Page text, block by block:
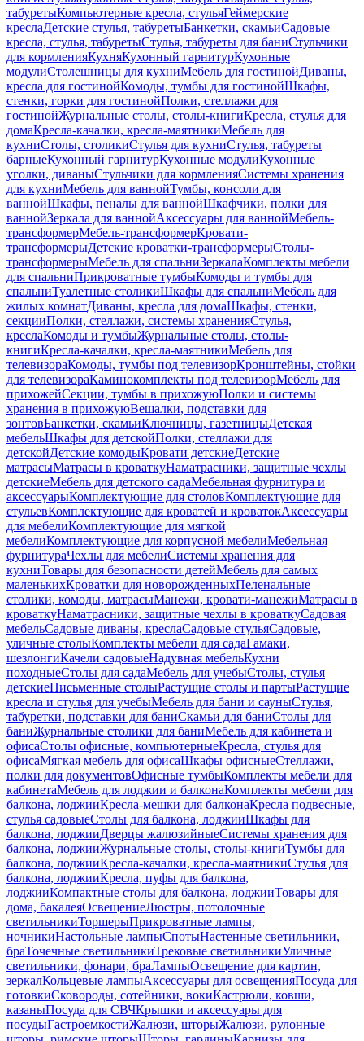
табуретыКомпьютерные кресла, стульяГеймерские
креслаДетские стулья, табуретыБанкетки, скамьиСадовые
кресла, стулья, табуретыСтулья, табуреты для баниСтульчики
для кормленияКухняКухонный гарнитурКухонные
модулиСтолешницы для кухниМебель для гостинойДиваны,
кресла для гостинойКомоды, тумбы для гостинойШкафы,
стенки, горки для гостинойПолки, стеллажи для
гостинойЖурнальные столы, столы-книгиКресла, стулья для
домаКресла-качалки, кресла-маятникиМебель для
кухниСтолы, столикиСтулья для кухниСтулья, табуреты
барныеКухонный гарнитурКухонные модулиКухонные
уголки, диваныСтульчики для кормленияСистемы хранения
для кухниМебель для ваннойТумбы, консоли для
ваннойШкафы, пеналы для ваннойШкафчики, полки для
ваннойЗеркала для ваннойАксессуары для ваннойМебель-
трансформерМебель-трансформерКровати-
трансформерыДетские кроватки-трансформерыСтолы-
трансформерыМебель для спальниЗеркалаКомплекты мебели
для спальниПрикроватные тумбыКомоды и тумбы для
спальниТуалетные столикиШкафы для спальниМебель для
жилых комнатДиваны, кресла для домаШкафы, стенки,
секцииПолки, стеллажи, системы храненияСтулья,
креслаКомоды и тумбыЖурнальные столы, столы-
книгиКресла-качалки, кресла-маятникиМебель для
телевизораКомоды, тумбы под телевизорКронштейны, стойки
для телевизораКаминокомплекты под телевизорМебель для
прихожейСекции, тумбы в прихожуюПолки и системы
хранения в прихожуюВешалки, подставки для
зонтовБанкетки, скамьиКлючницы, газетницыДетская
мебельШкафы для детскойПолки, стеллажи для
детскойДетские комодыКровати детскиеДетские
матрасыМатрасы в кроваткуНаматрасники, защитные чехлы
детскиеМебель для детского садаМебельная фурнитура и
аксессуарыКомплектующие для столовКомплектующие для
стульевКомплектующие для кроватей и кроватокАксессуары
для мебелиКомплектующие для мягкой
мебелиКомплектующие для корпусной мебелиМебельная
фурнитураЧехлы для мебелиСистемы хранения для
кухниТовары для безопасности детейМебель для самых
маленькихКроватки для новорожденныхПеленальные
столики, комоды, матрасыМанежи, кровати-манежиМатрасы в
кроваткуНаматрасники, защитные чехлы в кроваткуСадовая
мебельСадовые диваны, креслаСадовые стульяСадовые,
уличные столыКомплекты мебели для садаГамаки,
шезлонгиКачели садовыеНадувная мебельКухни
походныеСтолы для садаМебель для учебыСтолы, стулья
детскиеПисьменные столыРастущие столы и партыРастущие
кресла и стулья для учебыМебель для бани и сауныСтулья,
табуретки, подставки для баниСкамьи для баниСтолы для
баниЖурнальные столики для баниМебель для кабинета и
офисаСтолы офисные, компьютерныеКресла, стулья для
офисаМягкая мебель для офисаШкафы офисныеСтеллажи,
полки для документовОфисные тумбыКомплекты мебели для
кабинетаМебель для лоджии и балконаКомплекты мебели для
балкона, лоджииКресла-мешки для балконаКресла подвесные,
стулья садовыеСтолы для балкона, лоджииШкафы для
балкона, лоджииДверцы жалюзийныеСистемы хранения для
балкона, лоджииЖурнальные столы, столы-книгиТумбы для
балкона, лоджииКресла-качалки, кресла-маятникиСтулья для
балкона, лоджииКресла, пуфы для балкона,
лоджииКомпактные столы для балкона, лоджииТовары для
дома, бакалеяОсвещениеЛюстры, потолочные
светильникиТоршерыПрикроватные лампы,
ночникиНастольные лампыСпотыНастенные светильники,
браТочечные светильникиТрековые светильникиУличные
светильники, фонари, браЛампыОсвещение для картин,
зеркалКольцевые лампыАксессуары для освещенияПосуда для
готовкиСковороды, сотейники, вокиКастрюли, ковши,
казаныПосуда для СВЧКрышки и аксессуары для
посудыГастроемкостиЖалюзи, шторыЖалюзи, рулонные